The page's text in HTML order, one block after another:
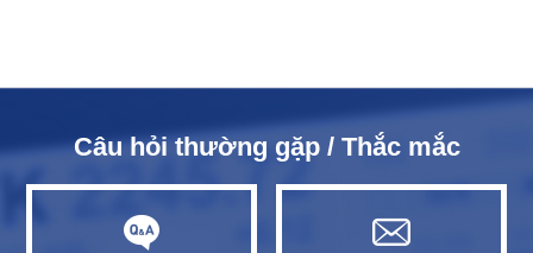
Câu hỏi thường gặp / Thắc mắc